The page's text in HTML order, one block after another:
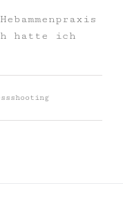
hatte ich